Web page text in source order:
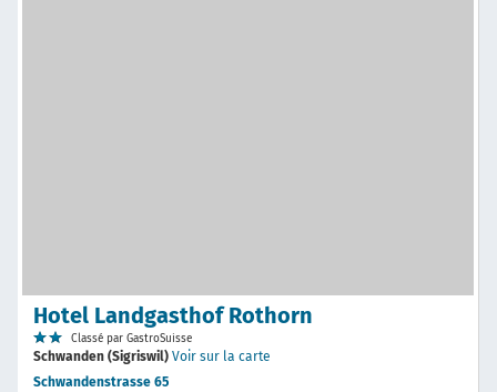
Hotel Landgasthof Rothorn
Classé par GastroSuisse
Schwanden (Sigriswil) Voir sur la carte
Schwandenstrasse 65